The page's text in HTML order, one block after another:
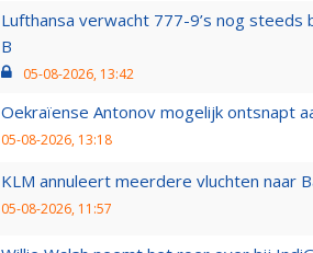
Lufthansa verwacht 777-9’s nog
B
05-08-2026, 13:42
Oekraïense Antonov mogelijk ontsnapt
05-08-2026, 13:18
KLM annuleert meerdere vluchten naar
05-08-2026, 11:57